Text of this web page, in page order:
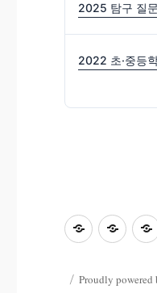
2025 탐구 질
초
홈
Proudly powered